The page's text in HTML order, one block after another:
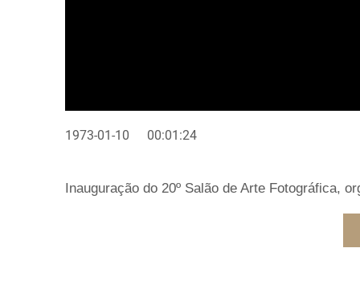
1973-01-10 00:01:24
Inauguração do 20º Salão de Arte Fotográfica,